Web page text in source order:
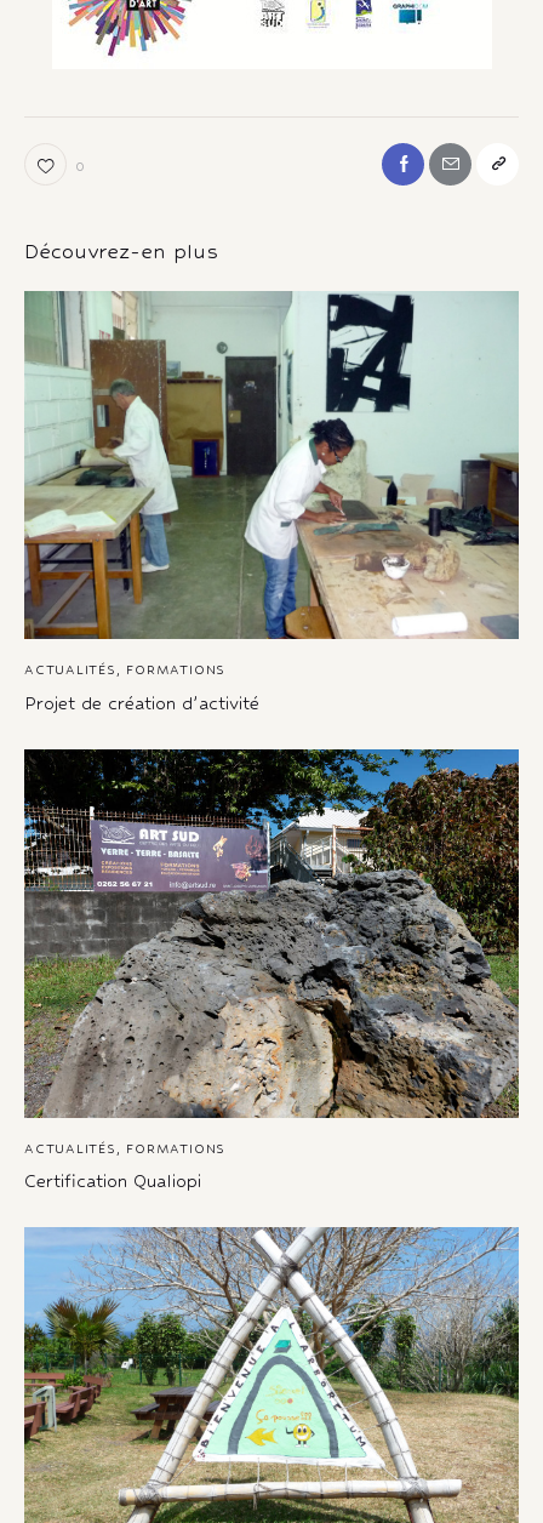
0
Découvrez-en plus
ACTUALITÉS FORMATIONS
Projet de création d’activité
ACTUALITÉS FORMATIONS
Certification Qualiopi